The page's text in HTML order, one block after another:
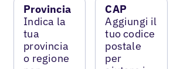
Provincia
Indica la
tua
provincia
o regione
CAP
Aggiungi il
tuo codice
postale
per